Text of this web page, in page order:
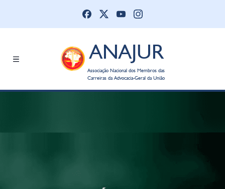
ANAJUR
Associação Nacional dos Membros das
Carreiras da Advocacia-Geral da União